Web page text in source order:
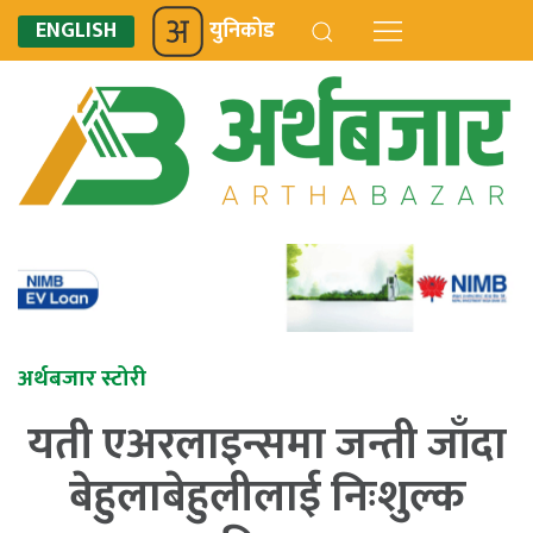
ENGLISH युनिकोड
अर्थबजार स्टोरी
यती एअरलाइन्समा जन्ती जाँदा
बेहुलाबेहुलीलाई निःशुल्क